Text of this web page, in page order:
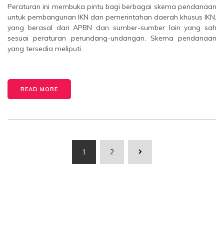
Peraturan ini membuka pintu bagi berbagai skema pendanaan
untuk pembangunan IKN dan pemerintahan daerah khusus IKN,
yang berasal dari APBN dan sumber-sumber lain yang sah
sesuai peraturan perundang-undangan. Skema pendanaan
yang tersedia meliputi
READ MORE
Paginasi
pos
1 2